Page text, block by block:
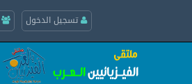
تسجيل الدخول